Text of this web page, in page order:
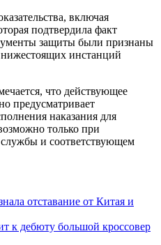
включая
подтвердила факт
защиты были признаны
инстанций
что действующее
предусматривает
наказания для
только при
и соответствующем
отставание от Китая и
к дебюту большой кроссовер